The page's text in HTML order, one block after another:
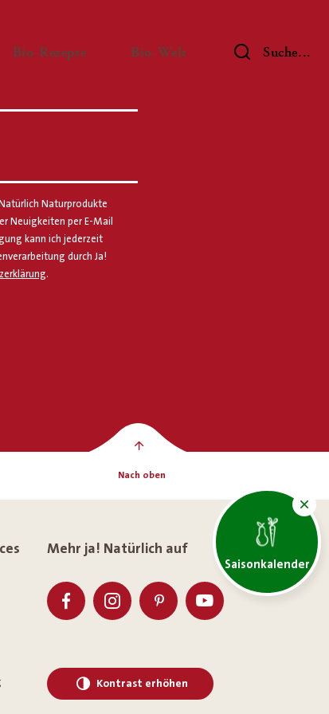
ausklappen
Bio-Rezepte— Untermenü ausklappen
Bio-Welt — UntermenüSuche...
Saisonkalender
Naturprodukte
Neuigkeiten per E-Mail
kann ich jederzeit
durch Ja!
.
Nach oben
Mehr ja! Natürlich auf
Kontrast erhöhen